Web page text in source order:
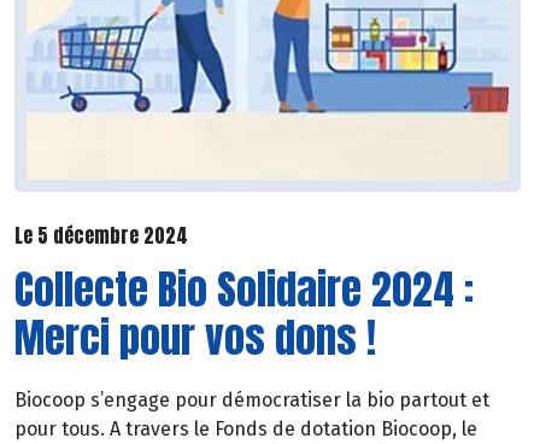
Le 5 décembre 2024
Collecte Bio Solidaire 2024 :
Merci pour vos dons !
Biocoop s’engage pour démocratiser la bio partout et
pour tous. A travers le Fonds de dotation Biocoop, le